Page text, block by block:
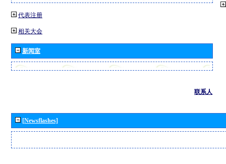
代表注册
相关大会
新闻室
联系人
[Newsflashes]